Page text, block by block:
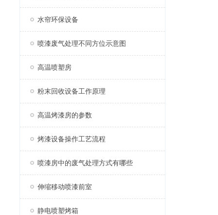
水帘环保设备
喷漆废气处理不同方位示意图
高温喷塑房
粉末回收设备工作原理
高温烤漆房的参数
烤漆设备操作工艺流程
喷漆房中的废气处理方式有哪些
伸缩移动喷漆前室
静电喷塑烤箱